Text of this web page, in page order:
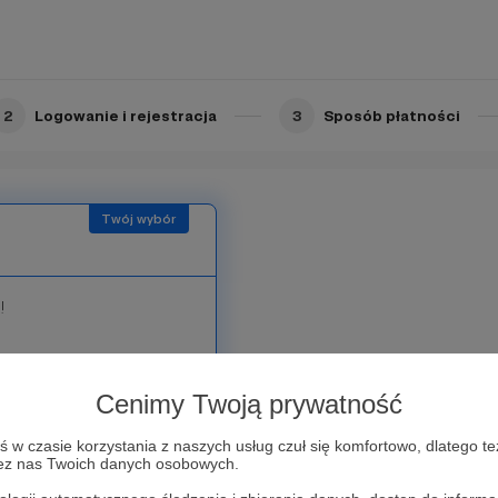
Cenimy Twoją prywatność
w czasie korzystania z naszych usług czuł się komfortowo, dlatego
nas Twoich danych osobowych.
2 Logowanie i rejestracja 3 Sposób płatności
to możesz
dychą! 10 zł to
dychą i
że hasło
Poszczególne filmy na